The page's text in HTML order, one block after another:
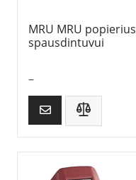
MRU MRU popierius
spausdintuvui
–